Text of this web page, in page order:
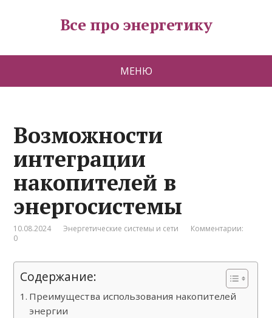
Все про энергетику
МЕНЮ
Возможности
интеграции
накопителей в
энергосистемы
10.08.2024 Энергетические системы и сети
Комментарии:
0
Содержание:
Преимущества использования накопителей
энергии